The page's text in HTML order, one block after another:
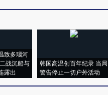
致多瑙河
战沉船与
露出
韩国高温创百年纪录 当局
警告停止一切户外活动